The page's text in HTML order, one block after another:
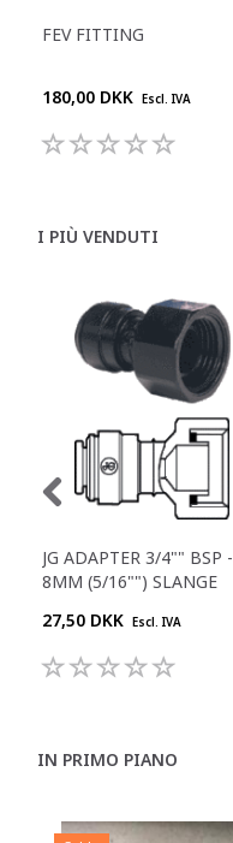
FEV FITTING
180,00 DKK Escl. IVA
I PIÙ VENDUTI
JG ADAPTER 3/4"" BSP -
8MM (5/16"") SLANGE
27,50 DKK Escl. IVA
IN PRIMO PIANO